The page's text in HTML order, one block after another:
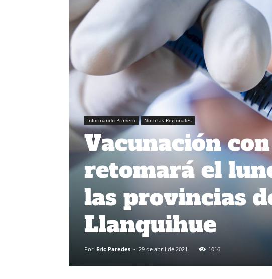
Informando Primero Noticias Regionales
Vacunación
retomará el
las provincias
Llanquihue
Por Eric Paredes - 29 de abril de 2021 1016